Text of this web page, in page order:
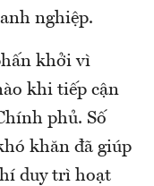
nghiệp.
khởi vì
khi tiếp cận
phủ. Số
khăn đã giúp
duy trì hoạt